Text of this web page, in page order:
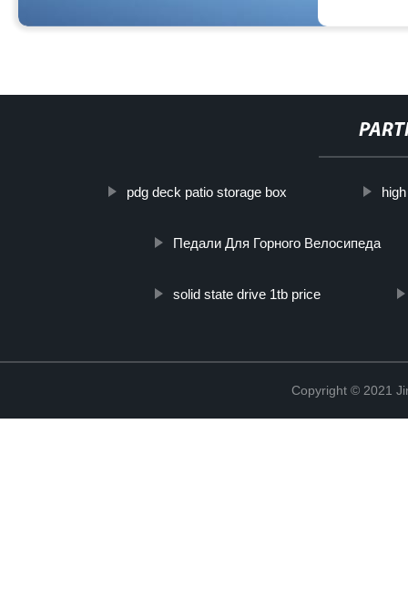
pdg deck patio storage box
Педали Для Горного Велосипеда
solid state drive 1tb price
Copyright © 2021